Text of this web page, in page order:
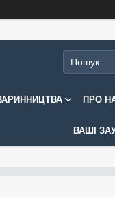
ПРО
ВАШІ